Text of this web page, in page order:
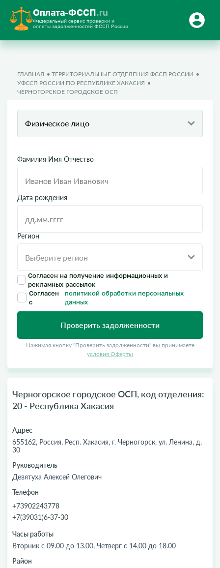
Оплата-ФССП.ru
Федеральный сервис проверки и
оплаты задолженностей ФССП России
ГЛАВНАЯ
ТЕРРИТОРИАЛЬНЫЕ ОТДЕЛЕНИЯ ФССП РОССИИ
УФССП РОССИИ ПО РЕСПУБЛИКЕ ХАКАСИЯ
ЧЕРНОГОРСКОЕ ГОРОДСКОЕ ОСП
Физическое лицо
Фамилия Имя Отчество
Дата рождения
Регион
Согласен на получение информационных и
рекламных рассылок
Согласен
с
политикой обработки персональных
данных
Проверить задолженности
Нажимая кнопку "Проверить задолженности" вы принимаете
условия Оферты
Черногорское городское ОСП, код отделения:
20 - Республика Хакасия
Адрес
655162, Россия, Респ. Хакасия, г. Черногорск, ул. Ленина, д.
30
Руководитель
Девятуха Алексей Олегович
Телефон
+73902243778
+7(39031)6-37-30
Часы работы
Вторник с 09.00 до 13.00, Четверг с 14.00 до 18.00
Район